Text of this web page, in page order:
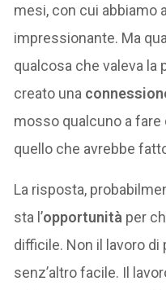
mesi, con cui abbiamo
impressionante. Ma
qualcosa che valeva la
creato una
mosso qualcuno a fare
quello che avrebbe
La risposta,
sta l’opportunità per
difficile. Non il lavoro di
senz’altro facile. Il